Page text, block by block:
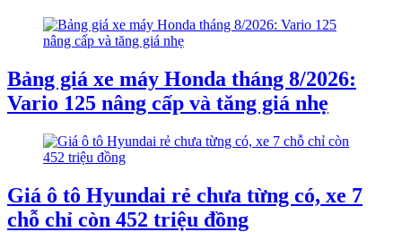
Bảng giá xe máy Honda tháng 8/2026:
Vario 125 nâng cấp và tăng giá nhẹ
Giá ô tô Hyundai rẻ chưa từng có, xe 7
chỗ chỉ còn 452 triệu đồng